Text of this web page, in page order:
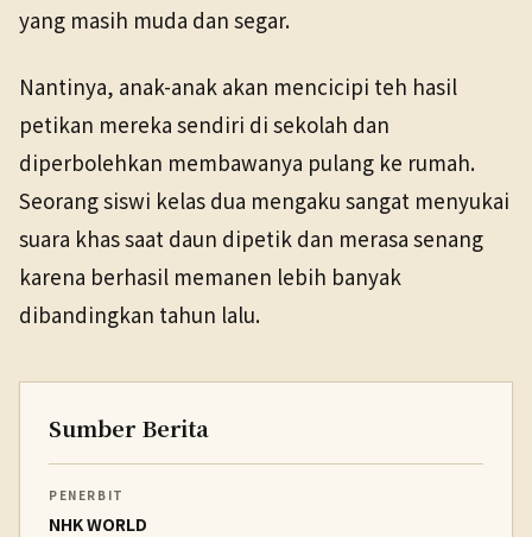
yang masih muda dan segar.
Nantinya, anak-anak akan mencicipi teh hasil
petikan mereka sendiri di sekolah dan
diperbolehkan membawanya pulang ke rumah.
Seorang siswi kelas dua mengaku sangat menyukai
suara khas saat daun dipetik dan merasa senang
karena berhasil memanen lebih banyak
dibandingkan tahun lalu.
Sumber Berita
PENERBIT
NHK WORLD